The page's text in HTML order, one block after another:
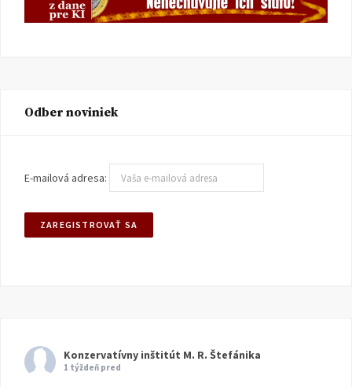
Odber noviniek
E-mailová adresa:
Konzervatívny inštitút M. R. Štefánika
1 týždeň pred